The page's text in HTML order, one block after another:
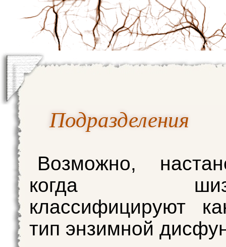
Подразделения
Возможно,
когда
классифицируют
тип энзимной